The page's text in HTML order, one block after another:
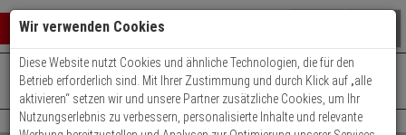
Warenkorb schließen
0 ARTIKEL IM WARENKORB
Ihr Warenkorb ist momentan leer.
Ergebnisse ()
Fertig
+49 (0)821 899 493-0Mo. - Do.: 8:00 - 16:30 | Fr.: 8:00 - 14:00 Uhr
Kontaktservice nutzen
Wir verwenden Cookies
Diese Website nutzt Cookies und ähnliche Technologien, die für den
Betrieb erforderlich sind. Mit Ihrer Zustimmung und durch Klick auf „alle
aktivieren“ setzen wir und unsere Partner zusätzliche Cookies, um Ihr
Nutzungserlebnis zu verbessern, personalisierte Inhalte und relevante